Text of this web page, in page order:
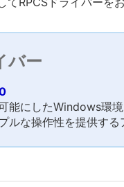
バー
能にしたWindows環
ルな操作性を提供す